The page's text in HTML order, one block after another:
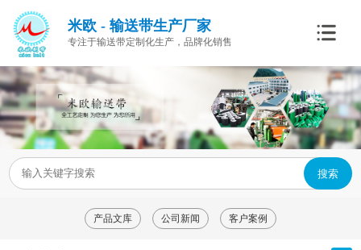
米欧 - 输送带生产厂家
专注于输送带定制化生产，品牌化销售
搜索
产品文库 公司新闻 客户案例